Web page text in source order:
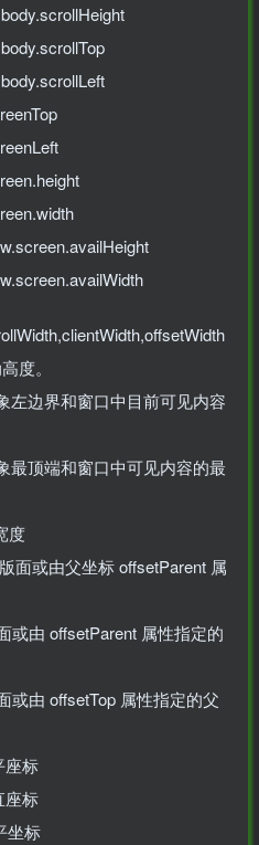
度。
左边界和窗口中目前可见内容
最顶端和窗口中可见内容的最
度
面或由父坐标 offsetParent 属
或由 offsetParent 属性指定的
或由 offsetTop 属性指定的父
座标
座标
坐标